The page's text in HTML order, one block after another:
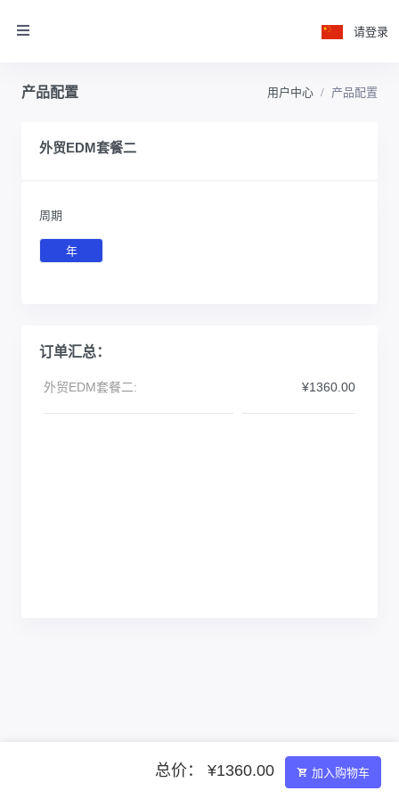
请登录
产品配置 用户中心 产品配置
外贸EDM套餐二
周期
年
订单汇总：
外贸EDM套餐二: ¥1360.00
总价： ¥1360.00 加入购物车